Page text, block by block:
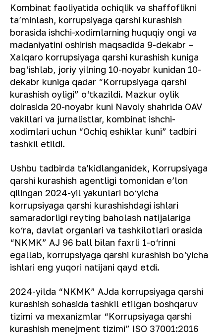
Kombinat faoliyatida ochiqlik va shaffoflikni
taʼminlash, korrupsiyaga qarshi kurashish
borasida ishchi-xodimlarning huquqiy ongi va
madaniyatini oshirish maqsadida 9-dekabr –
Xalqaro korrupsiyaga qarshi kurashish kuniga
bag‘ishlab, joriy yilning 10-noyabr kunidan 10-
dekabr kuniga qadar “Korrupsiyaga qarshi
kurashish oyligi” o‘tkazildi. Mazkur oylik
doirasida 20-noyabr kuni Navoiy shahrida OAV
vakillari va jurnalistlar, kombinat ishchi-
xodimlari uchun “Ochiq eshiklar kuni” tadbiri
tashkil etildi.
Ushbu tadbirda taʼkidlanganidek, Korrupsiyaga
qarshi kurashish agentligi tomonidan eʼlon
qilingan 2024-yil yakunlari bo‘yicha
korrupsiyaga qarshi kurashishdagi ishlari
samaradorligi reyting baholash natijalariga
ko‘ra, davlat organlari va tashkilotlari orasida
“NKMK” AJ 96 ball bilan faxrli 1-o‘rinni
egallab, korrupsiyaga qarshi kurashish bo‘yicha
ishlari eng yuqori natijani qayd etdi.
2024-yilda “NKMK” AJda korrupsiyaga qarshi
kurashish sohasida tashkil etilgan boshqaruv
tizimi va mexanizmlar “Korrupsiyaga qarshi
kurashish menejment tizimi” ISO 37001:2016